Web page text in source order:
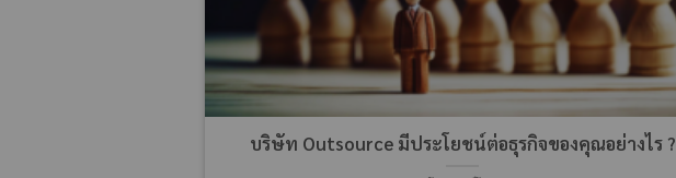
บริษัท Outsource มีประโยชน์ต่อธุรกิจของคุณอย่างไร ?